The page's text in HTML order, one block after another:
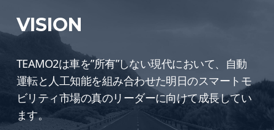
VISION
TEAMO2は車を”所有”しない現代において、自動
運転と人工知能を組み合わせた明日のスマートモ
ビリティ市場の真のリーダーに向けて成長してい
ます。